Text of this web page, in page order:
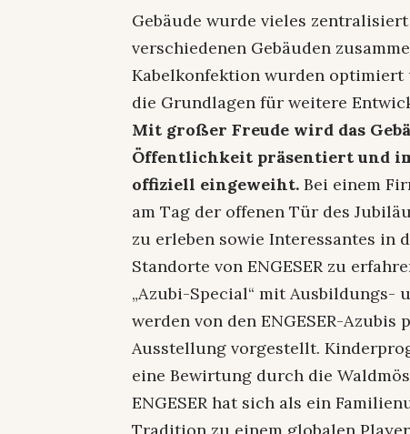
Gebäude wurde vieles
verschiedenen Gebäuden
Kabelkonfektion wurden optimiert
die Grundlagen für weitere
Mit großer Freude wird das
Öffentlichkeit präsentiert und im
offiziell eingeweiht. Bei einem
am Tag der offenen Tür des
zu erleben sowie Interessantes in
Standorte von ENGESER zu
„Azubi-Special“ mit Ausbildungs-
werden von den ENGESER-
Ausstellung vorgestellt.
eine Bewirtung durch die
ENGESER hat sich als ein